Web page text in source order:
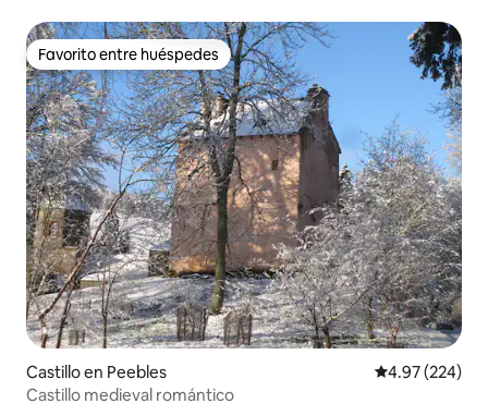
Favorito entre huéspedes
Favorito entre huéspedes
Castillo en Peebles Calificación
4.97 (224)
Castillo medieval romántico